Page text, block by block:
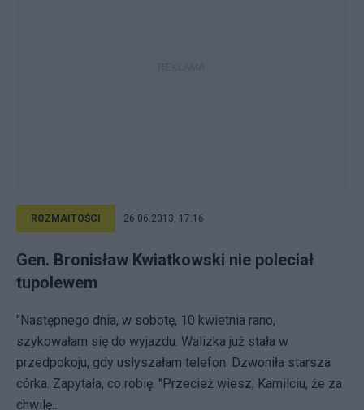
ROZMAITOŚCI 26.06.2013, 17:16
Gen. Bronisław Kwiatkowski nie poleciał
tupolewem
"Następnego dnia, w sobotę, 10 kwietnia rano,
szykowałam się do wyjazdu. Walizka już stała w
przedpokoju, gdy usłyszałam telefon. Dzwoniła starsza
córka. Zapytała, co robię. "Przecież wiesz, Kamilciu, że za
chwilę...